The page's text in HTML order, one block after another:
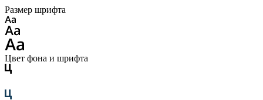
Размер шрифта
Цвет фона и шрифта